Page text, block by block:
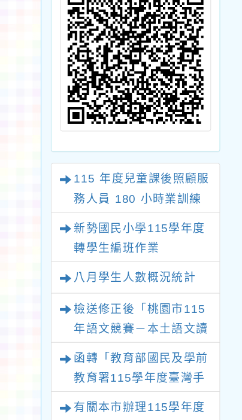
115 年度兒童課後照顧服
務人員 180 小時業訓練
新勢國民小學115學年度
轉學生編班作業
八月學生人數概況統計
檢送修正後「桃園市115
年語文競賽－本土語文讀
函轉「教育部國民及學前
教育署115學年度臺灣手
有關本市辦理115學年度